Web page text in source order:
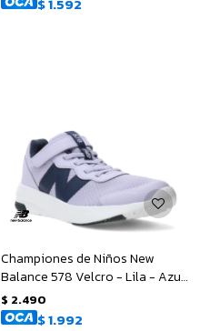
Championes de Niños New
Balance 578 Velcro - Lila - Azul
Marino
$ 2.490
$1.992